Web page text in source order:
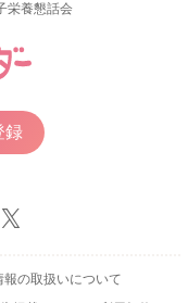
栄養懇話会
録
報の取扱いについて